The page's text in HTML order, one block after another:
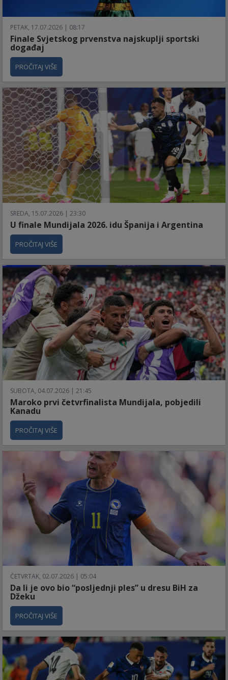
PETAK, 17.07.2026 | 08:17
Finale Svjetskog prvenstva najskuplji sportski
događaj
PROČITAJ VIŠE
SREDA, 15.07.2026 | 23:30
U finale Mundijala 2026. idu Španija i Argentina
PROČITAJ VIŠE
SUBOTA, 04.07.2026 | 21:45
Maroko prvi četvrfinalista Mundijala, pobjedili
Kanadu
PROČITAJ VIŠE
ČETVRTAK, 02.07.2026 | 05:04
Da li je ovo bio “posljednji ples” u dresu BiH za
Džeku
PROČITAJ VIŠE